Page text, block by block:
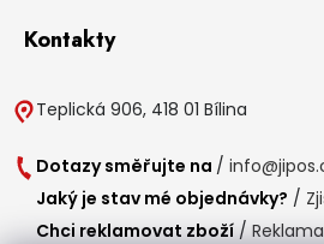
Kontakty
Teplická 906, 418 01 Bílina
Dotazy směřujte na /
Jaký je stav mé objednávky? /
Chci reklamovat zboží /